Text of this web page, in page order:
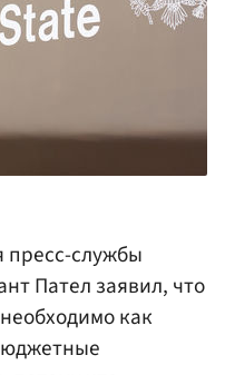
пресс-службы
Пател заявил, что
как